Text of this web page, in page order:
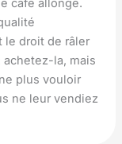
café allongé.
le droit de râler
la, mais
plus vouloir
ne leur vendiez